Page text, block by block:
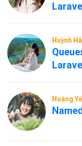
Huỳnh
Hoàng